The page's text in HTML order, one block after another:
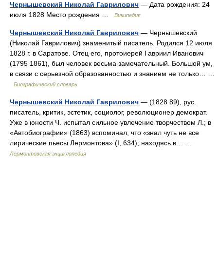
Чернышевский Николай Гаврилович — Дата рождения: 24
июля 1828 Место рождения …
Википедия
Чернышевский Николай Гаврилович — Чернышевский
(Николай Гаврилович) знаменитый писатель. Родился 12 июля
1828 г. в Саратове. Отец его, протоиерей Гавриил Иванович
(1795 1861), был человек весьма замечательный. Большой ум,
в связи с серьезной образованностью и знанием не только… …
Биографический словарь
Чернышевский Николай Гаврилович — (1828 89), рус.
писатель, критик, эстетик, социолог, революционер демократ.
Уже в юности Ч. испытал сильное увлечение творчеством Л.; в
«Автобиографии» (1863) вспоминал, что «знал чуть не все
лирические пьесы Лермонтова» (I, 634); находясь в… …
Лермонтовская энциклопедия